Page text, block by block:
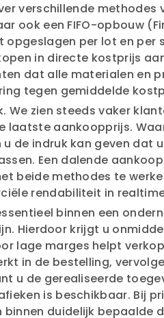
verschillende methodes
ook een FIFO-opbouw
per lot en per
in directe kostprijs
dat alle materialen en
tegen gemiddelde
We zien steeds vaker
laatste aankoopprijs.
de indruk kan geven dat
Een dalende
beide methodes te
rendabiliteit in
binnen een
Hierdoor krijgt u
lage marges helpt
in de bestelling,
u de gerealiseerde
is beschikbaar. Bij
duidelijk bepaalde